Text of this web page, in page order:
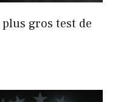
gros test de